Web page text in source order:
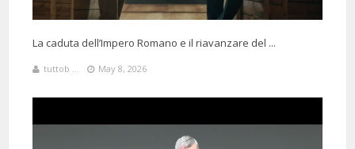
La caduta dell’Impero Romano e il riavanzare del ...
tuttob ... May 8, 2026